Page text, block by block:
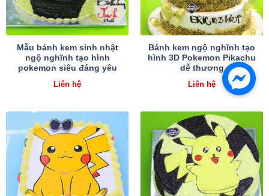
Mẫu bánh kem sinh nhật
ngộ nghĩnh tạo hình
pokemon siêu đáng yêu
Liên hệ
Bánh kem ngộ nghĩnh tạo
hình 3D Pokemon Pikachu
dễ thương
Liên hệ